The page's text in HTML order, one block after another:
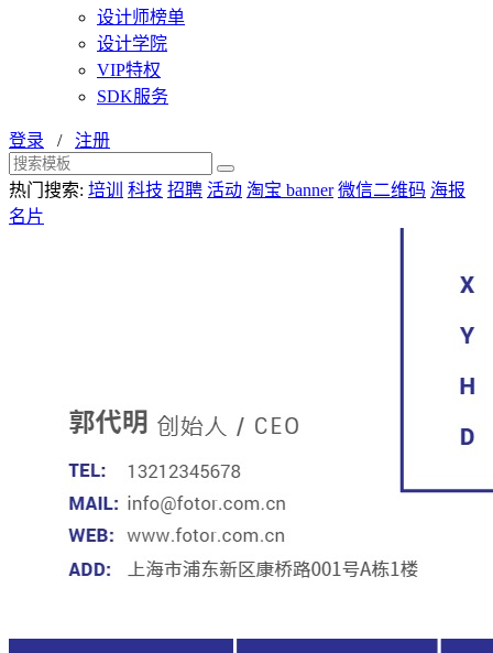
设计师榜单
设计学院
VIP特权
SDK服务
登录 / 注册
热门搜索: 培训 科技 招聘 活动 淘宝 banner 微信二维码 海报
名片